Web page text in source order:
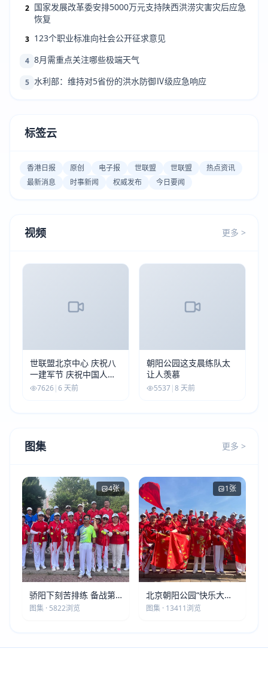
2 国家发展改革委安排5000万元支持陕西洪涝灾害灾后应急
恢复
3 123个职业标准向社会公开征求意见
4 8月需重点关注哪些极端天气
5 水利部：维持对5省份的洪水防御Ⅳ级应急响应
标签云
香港日报 原创 电子报 世联盟 世联盟
热点资讯
最新消息
时事新闻 权威发布 今日要闻
视频 更多 >
世联盟北京中心 庆祝八
一建军节 庆祝中国人民
解放军建军99周年
7626|6 天前
朝阳公园这支晨练队太
让人羡慕
5537|8 天前
图集 更多 >
4张
骄阳下刻苦排练 备战第
五届莫斯科世界大健康运
图集 · 5822浏览
1张
北京朝阳公园“快乐大本
营”建党105周年庆祝活动
图集 · 13411浏览